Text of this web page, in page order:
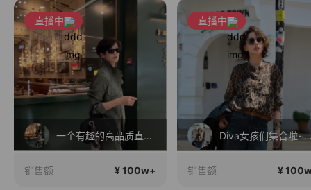
直播中
一个有趣的高品质直播间~
销售额 ¥ 100w+
直播中
Diva女孩们集合啦~意大
销售额 ¥